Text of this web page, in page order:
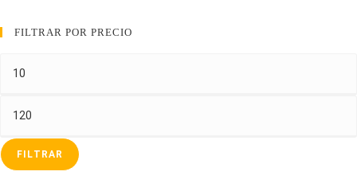
FILTRAR POR PRECIO
mínimo
máximo
FILTRAR